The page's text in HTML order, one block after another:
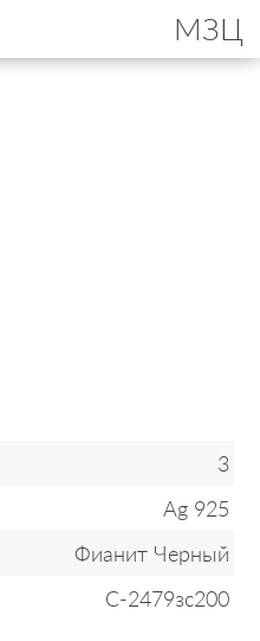
МЗЦ
3
Ag 925
Фианит Черный
С-2479зс200